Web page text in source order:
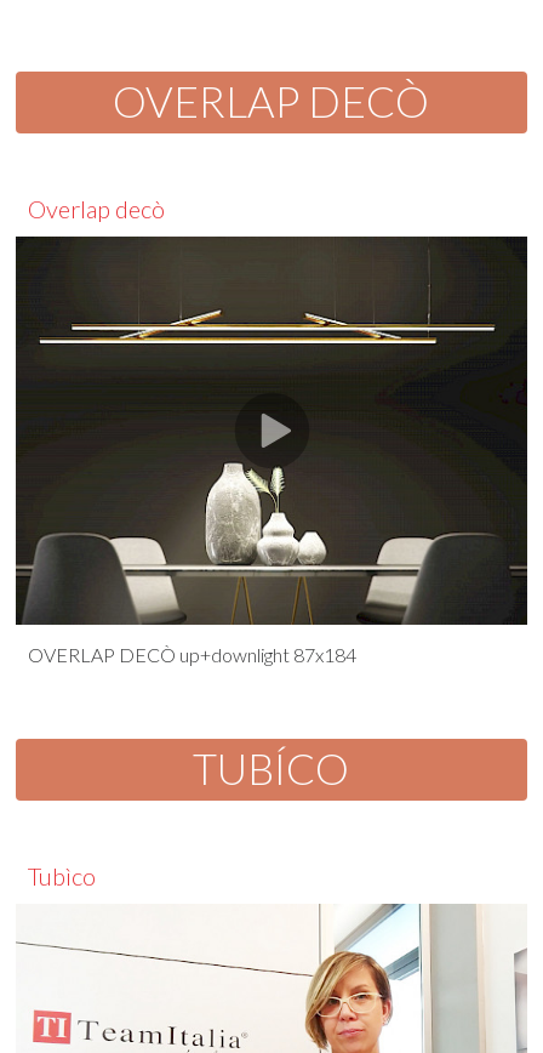
OVERLAP DECÒ
Overlap decò
OVERLAP DECÒ up+downlight 87x184
TUBÍCO
Tubìco